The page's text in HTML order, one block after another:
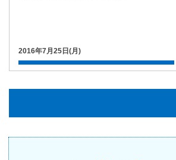
2016年7月25日(月)